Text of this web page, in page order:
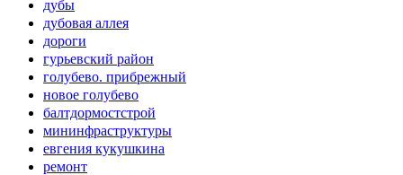
дубы
дубовая аллея
дороги
гурьевский район
голубево. прибрежный
новое голубево
балтдормостстрой
мининфраструктуры
евгения кукушкина
ремонт